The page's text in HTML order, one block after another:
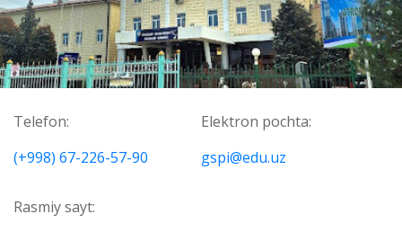
Telefon:
(+998) 67-226-57-90
Elektron pochta:
gspi@edu.uz
Rasmiy sayt: